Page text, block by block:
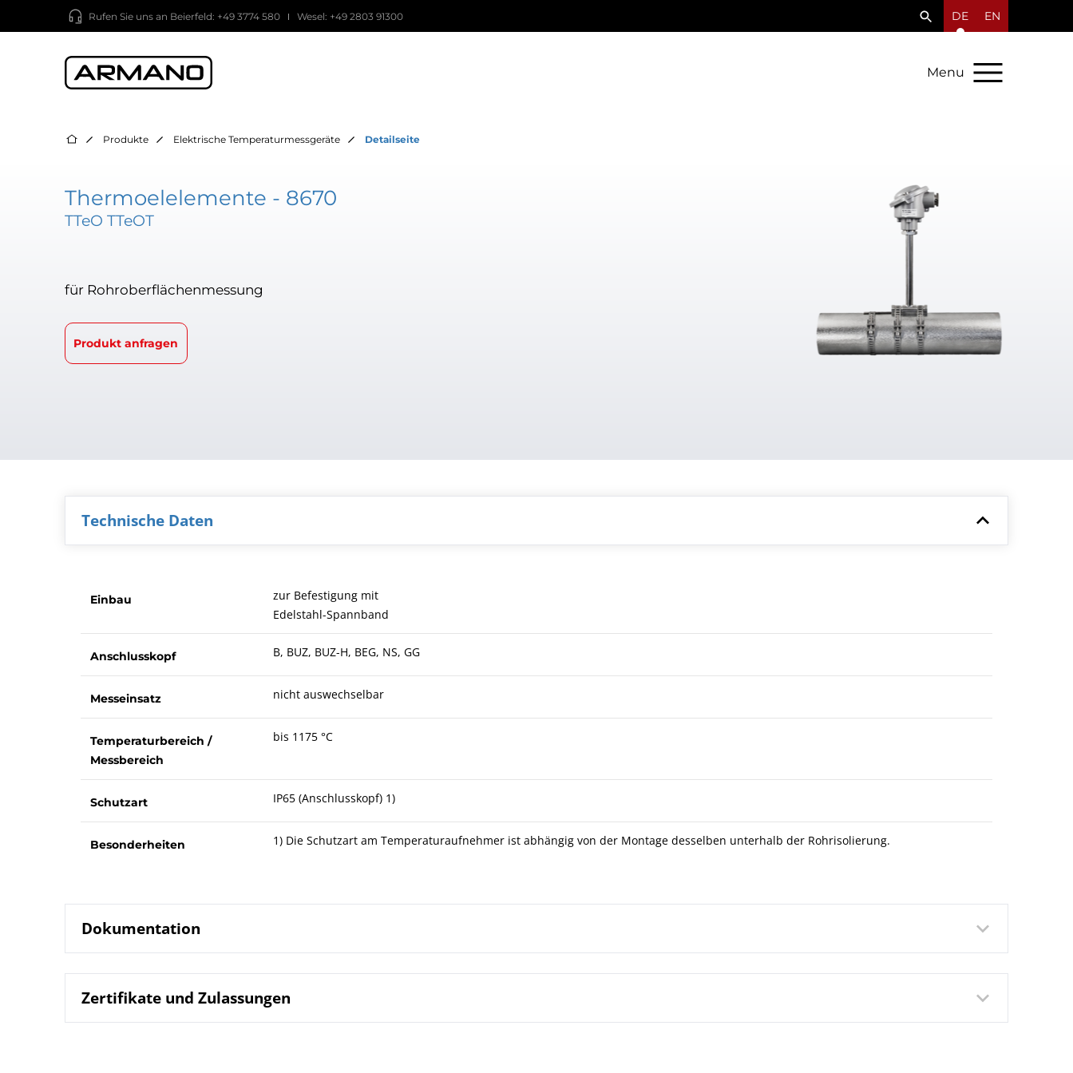
Rufen Sie uns an Beierfeld: +49 3774 580 Wesel: +49 2803 91300 DE EN
Menu
Produkte Elektrische Temperaturmessgeräte Detailseite
Thermoelelemente - 8670
TTeO TTeOT
für Rohroberflächenmessung
Produkt anfragen
Technische Daten
Einbau
zur Befestigung mit
Edelstahl-Spannband
Anschlusskopf B, BUZ, BUZ-H, BEG, NS, GG
Messeinsatz nicht auswechselbar
Temperaturbereich /
Messbereich
bis 1175 °C
Schutzart IP65 (Anschlusskopf) 1)
Besonderheiten 1) Die Schutzart am Temperaturaufnehmer ist abhängig von der Montage desselben unterhalb der Rohrisolierung.
Dokumentation
Datenblatt 8670 Thermoelement TTeO TTeOT fuer Rohroberflaechenmessung
Zertifikate und Zulassungen